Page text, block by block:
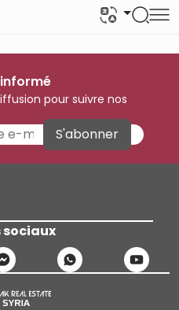
pour suivre nos
S'abonner
sociaux